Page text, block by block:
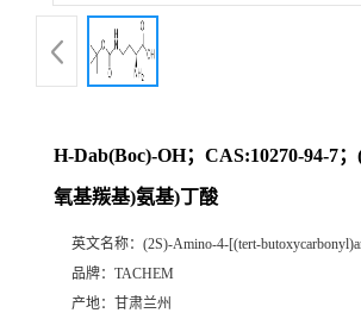
H-Dab(Boc)-OH；CAS:10270-94-7
氧基羰基)氨基)丁酸
英文名称： (2S)-Amino-4-[(tert-
品牌： TACHEM
产地： 甘肃兰州